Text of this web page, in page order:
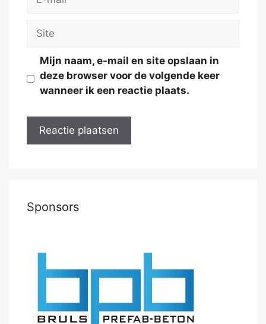
Site
Mijn naam, e-mail en site opslaan in
deze browser voor de volgende keer
wanneer ik een reactie plaats.
Sponsors